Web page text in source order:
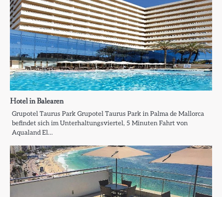
Hotel in Balearen
Grupotel Taurus Park Grupotel Taurus Park in Palma de Mallorca
befindet sich im Unterhaltungsviertel, 5 Minuten Fahrt von
Aqualand El…